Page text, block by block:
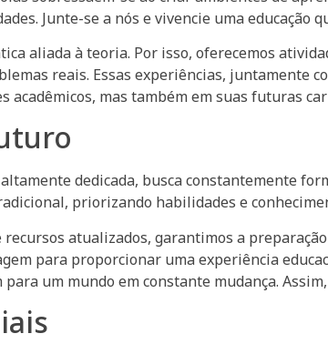
Junte-se a nós e vivencie uma educação
aliada à teoria. Por isso, oferecemos
reais. Essas experiências, juntamente
acadêmicos, mas também em suas futuras
dedicada, busca constantemente
priorizando habilidades e
atualizados, garantimos a
para proporcionar uma experiência
um mundo em constante mudança.